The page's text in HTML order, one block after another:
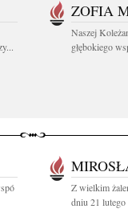
ZOFIA
Naszej
głębokiego
Z wielkim
dniu 21